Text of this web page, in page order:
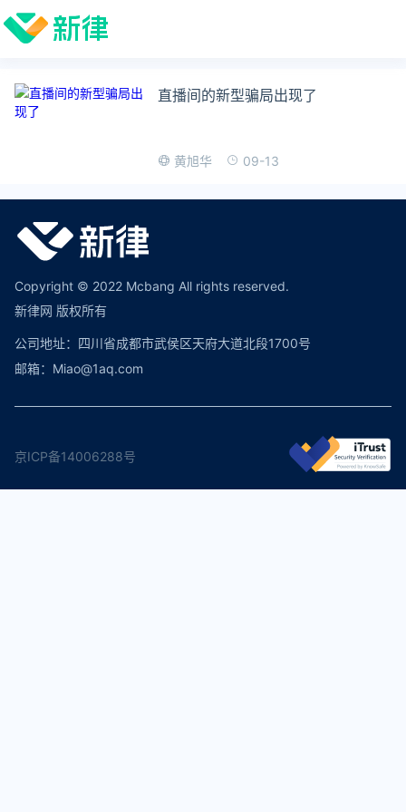
直播间的新型骗局出现了
黄旭华 09-13
Copyright © 2022 Mcbang All rights reserved.
新律网 版权所有
公司地址：四川省成都市武侯区天府大道北段1700号
邮箱：Miao@1aq.com
京ICP备14006288号